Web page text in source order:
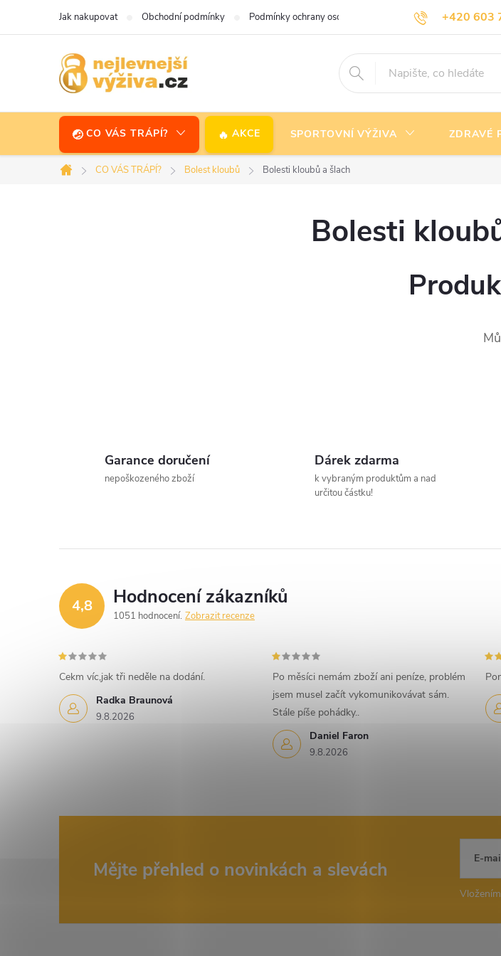
+420 603
Jak nakupovat Obchodní podmínky Podmínky ochrany osobních údajů Doprava a platba
CO VÁS TRÁPÍ? AKCE SPORTOVNÍ VÝŽIVA ZDRAVÉ
Domů
CO VÁS TRÁPÍ? Bolest kloubů Bolesti kloubů a šlach
p
a
n
e
l
Bolesti
Garance doručení
nepoškozeného zboží
Dárek zdarma
k vybraným produktům a nad
určitou částku!
4,8 Hodnocení zákazníků
1051 hodnocení Zobrazit recenze
Radka Braunová
9.8.2026
Cekm víc,jak tři neděle na dodání.
Daniel Faron
9.8.2026
Po měsíci nemám zboží ani peníze, problém
jsem musel začít vykomunikovávat sám.
Stále píše pohádky..
Mějte přehled o novinkách a slevách E-